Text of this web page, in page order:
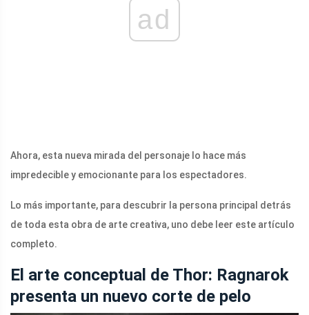
ad
Ahora, esta nueva mirada del personaje lo hace más
impredecible y emocionante para los espectadores.
Lo más importante, para descubrir la persona principal detrás
de toda esta obra de arte creativa, uno debe leer este artículo
completo.
El arte conceptual de Thor: Ragnarok
presenta un nuevo corte de pelo